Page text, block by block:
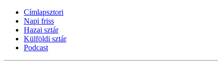
Címlapsztori
Napi friss
Hazai sztár
Külföldi sztár
Podcast